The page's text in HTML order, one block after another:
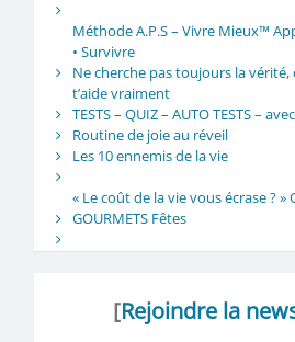
Méthode A.P.S – Vivre Mieux™
• Survivre
Ne cherche pas toujours la vérité,
t’aide vraiment
TESTS – QUIZ – AUTO TESTS –
Routine de joie au réveil
Les 10 ennemis de la vie
« Le coût de la vie vous écrase ? »
GOURMETS Fêtes
[Rejoindre la